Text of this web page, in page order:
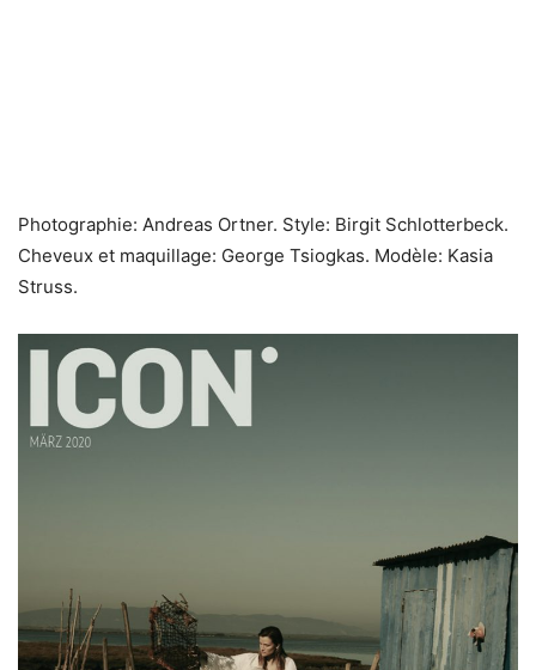
Photographie: Andreas Ortner. Style: Birgit Schlotterbeck.
Cheveux et maquillage: George Tsiogkas. Modèle: Kasia
Struss.